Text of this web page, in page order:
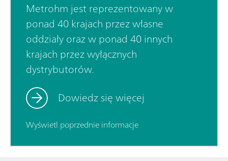
Metrohm jest reprezentowany w
ponad 40 krajach przez własne
oddziały oraz w ponad 40 innych
krajach przez wyłącznych
dystrybutorów.
Dowiedz się więcej
Wyświetl poprzednie informacje